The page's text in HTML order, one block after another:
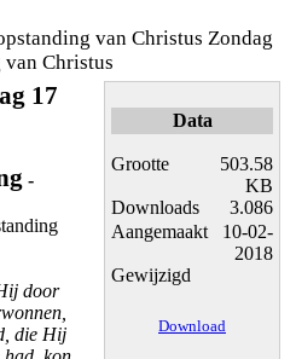
Zondag
van Christus
17
-
door
die Hij
Data
Grootte
503.58
KB
Downloads
3.086
Aangemaakt
10-02-
2018
Gewijzigd
Download